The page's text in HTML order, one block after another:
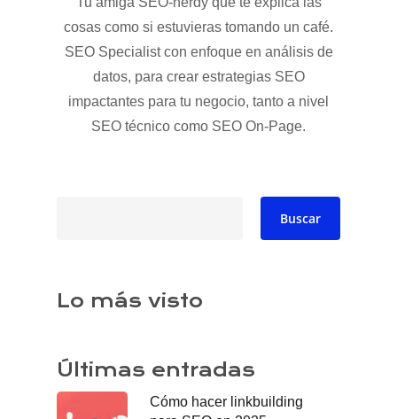
cosas como si estuvieras tomando un café.
SEO Specialist con enfoque en análisis de
datos, para crear estrategias SEO
impactantes para tu negocio, tanto a nivel
SEO técnico como SEO On-Page.
Buscar
Lo más visto
Últimas entradas
Cómo hacer linkbuilding